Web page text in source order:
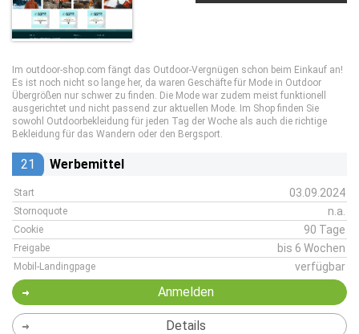
Im outdoor-shop.com fängt das Outdoor-Vergnügen schon beim Einkauf an!
Es ist noch nicht so lange her, da waren Geschäfte für Mode in Outdoor
Übergrößen nur schwer zu finden. Die Mode war zudem meist funktionell
ausgerichtet und nicht passend zur aktuellen Mode. Im Shop finden Sie
sowohl Outdoorbekleidung für jeden Tag der Woche als auch die richtige
Bekleidung für das Wandern oder den Bergsport.
21 Werbemittel
Start 03.09.2024
Stornoquote n.a.
Cookie 90 Tage
Freigabe bis 6 Wochen
Mobil-Landingpage verfügbar
Anmelden
Details